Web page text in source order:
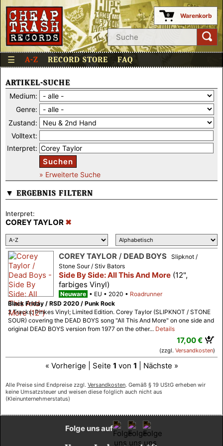
0 Warenkorb
☰ A-Z RECORD STORE FAQ
ARTIKEL-SUCHE
Medium:
Genre:
Zustand:
Volltext:
Interpret:
Suchen
» Erweiterte Suche
▼ ERGEBNIS FILTERN
Interpret:
COREY TAYLOR
COREY TAYLOR / DEAD BOYS Slipknot /
Stone Sour / Stiv Bators
Side By Side: All This And More (12",
farbiges Vinyl)
Neuware EU 2020
Roadrunner
Black Friday / RSD 2020 / Punk Rock
2 Tracks; Pinkes Vinyl; Limited Edition. Corey Taylor (SLIPKNOT / STONE
SOUR) covering the DEAD BOYS song "All This And More" on one side and
original DEAD BOYS version from 1977 on the other... Details
17,00 €
(zzgl. Versandkosten)
« Vorherige | Seite 1 von 1 | Nächste »
Alle Preise sind Endpreise zzgl. Versandkosten. Gemäß § 19 UStG erheben wir
keine Umsatzsteuer und weisen diese folglich auch nicht aus
(Kleinunternehmerstatus)
Folge uns auf